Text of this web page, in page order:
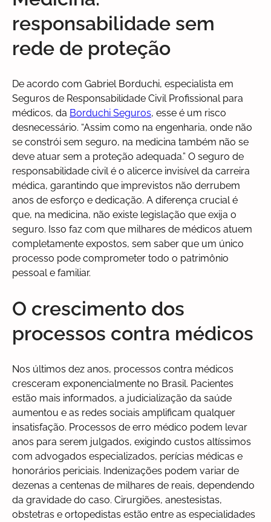
responsabilidade sem
rede de proteção
De acordo com Gabriel Borduchi, especialista em
Seguros de Responsabilidade Civil Profissional para
médicos, da Borduchi Seguros, esse é um risco
desnecessário. “Assim como na engenharia, onde não
se constrói sem seguro, na medicina também não se
deve atuar sem a proteção adequada.” O seguro de
responsabilidade civil é o alicerce invisível da carreira
médica, garantindo que imprevistos não derrubem
anos de esforço e dedicação. A diferença crucial é
que, na medicina, não existe legislação que exija o
seguro. Isso faz com que milhares de médicos atuem
completamente expostos, sem saber que um único
processo pode comprometer todo o patrimônio
pessoal e familiar.
O crescimento dos
processos contra médicos
Nos últimos dez anos, processos contra médicos
cresceram exponencialmente no Brasil. Pacientes
estão mais informados, a judicialização da saúde
aumentou e as redes sociais amplificam qualquer
insatisfação. Processos de erro médico podem levar
anos para serem julgados, exigindo custos altíssimos
com advogados especializados, perícias médicas e
honorários periciais. Indenizações podem variar de
dezenas a centenas de milhares de reais, dependendo
da gravidade do caso. Cirurgiões, anestesistas,
obstetras e ortopedistas estão entre as especialidades